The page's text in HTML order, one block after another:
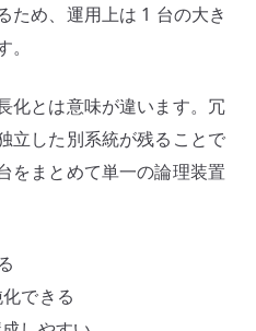
ため、運用上は 1 台の大き
化とは意味が違います。冗
立した別系統が残ることで
をまとめて単一の論理装置
できる